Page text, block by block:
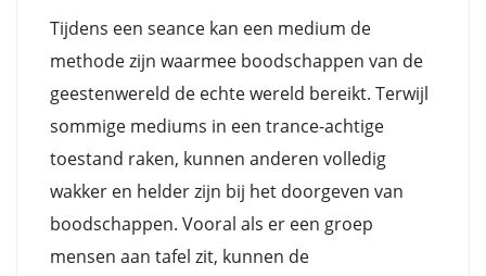
Tijdens een seance kan een medium de
methode zijn waarmee boodschappen van de
geestenwereld de echte wereld bereikt. Terwijl
sommige mediums in een trance-achtige
toestand raken, kunnen anderen volledig
wakker en helder zijn bij het doorgeven van
boodschappen. Vooral als er een groep
mensen aan tafel zit, kunnen de